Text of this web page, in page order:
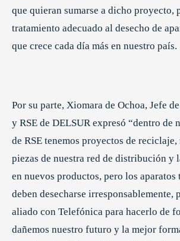
que quieran sumarse a dicho proyecto,
tratamiento adecuado al desecho de
que crece cada día más en nuestro país.
Por su parte, Xiomara de Ochoa, Jefe
y RSE de DELSUR expresó “dentro de
de RSE tenemos proyectos de
piezas de nuestra red de distribución y
en nuevos productos, pero los
deben desecharse irresponsablemente,
aliado con Telefónica para hacerlo de
dañemos nuestro futuro y la mejor